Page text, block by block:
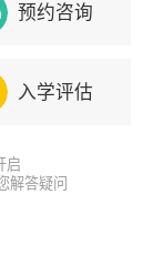
预约咨询
入学评估
启
解答疑问